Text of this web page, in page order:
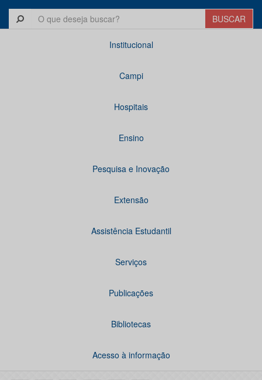
Institucional
Campi
Hospitais
Ensino
Pesquisa e Inovação
Extensão
Assistência Estudantil
Serviços
Publicações
Bibliotecas
Acesso à informação